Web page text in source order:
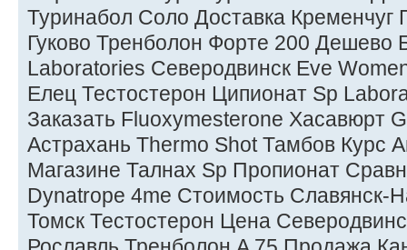
Туринабол Соло Доставка
Гуково Тренболон Форте 200 Дешево
Laboratories Северодвинск Eve
Елец Тестостерон Ципионат Sp
Заказать Fluoxymesterone Хасавюрт
Астрахань Thermo Shot Тамбов Курс
Магазине Талнах Sp Пропионат
Dynatrope 4me Стоимость Славянск-
Томск Тестостерон Цена